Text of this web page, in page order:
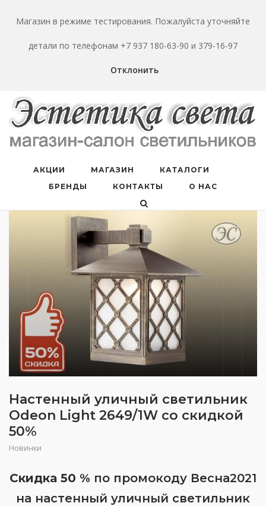
Магазин в режиме тестирования. Пожалуйста уточняйте
детали по телефонам +7 937 180-63-90 и 379-16-97
Отклонить
АКЦИИ МАГАЗИН
КАТАЛОГИ
БРЕНДЫ
КОНТАКТЫ О НАС
Настенный уличный светильник
Odeon Light 2649/1W со скидкой
50%
Новинки
Скидка 50 % по промокоду Весна2021
на настенный уличный светильник